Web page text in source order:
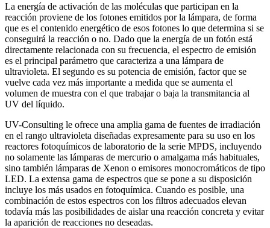
La energía de activación de las moléculas que participan en la
reacción proviene de los fotones emitidos por la lámpara, de forma
que es el contenido energético de esos fotones lo que determina si se
conseguirá la reacción o no. Dado que la energía de un fotón está
directamente relacionada con su frecuencia, el espectro de emisión
es el principal parámetro que caracteriza a una lámpara de
ultravioleta. El segundo es su potencia de emisión, factor que se
vuelve cada vez más importante a medida que se aumenta el
volumen de muestra con el que trabajar o baja la transmitancia al
UV del líquido.
UV-Consulting le ofrece una amplia gama de fuentes de irradiación
en el rango ultravioleta diseñadas expresamente para su uso en los
reactores fotoquímicos de laboratorio de la serie MPDS, incluyendo
no solamente las lámparas de mercurio o amalgama más habituales,
sino también lámparas de Xenon o emisores monocromáticos de tipo
LED. La extensa gama de espectros que se pone a su disposición
incluye los más usados en fotoquímica. Cuando es posible, una
combinación de estos espectros con los filtros adecuados elevan
todavía más las posibilidades de aislar una reacción concreta y evitar
la aparición de reacciones no deseadas.